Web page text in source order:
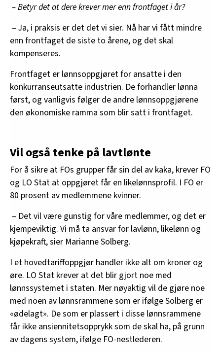
– Betyr det at dere krever mer enn frontfaget i år?
– Ja, i praksis er det det vi sier. Nå har vi fått mindre
enn frontfaget de siste to årene, og det skal
kompenseres.
Frontfaget er lønnsoppgjøret for ansatte i den
konkurranseutsatte industrien. De forhandler lønna
først, og vanligvis følger de andre lønnsoppgjørene
den økonomiske ramma som blir satt i frontfaget.
Vil også tenke på lavtlønte
For å sikre at FOs grupper får sin del av kaka, krever FO
og LO Stat at oppgjøret får en likelønnsprofil. I FO er
80 prosent av medlemmene kvinner.
– Det vil være gunstig for våre medlemmer, og det er
kjempeviktig. Vi må ta ansvar for lavlønn, likelønn og
kjøpekraft, sier Marianne Solberg.
I et hovedtariffoppgjør handler ikke alt om kroner og
øre. LO Stat krever at det blir gjort noe med
lønnssystemet i staten. Mer nøyaktig vil de gjøre noe
med noen av lønnsrammene som er ifølge Solberg er
«ødelagt». De som er plassert i disse lønnsrammene
får ikke ansiennitetsopprykk som de skal ha, på grunn
av dagens system, ifølge FO-nestlederen.